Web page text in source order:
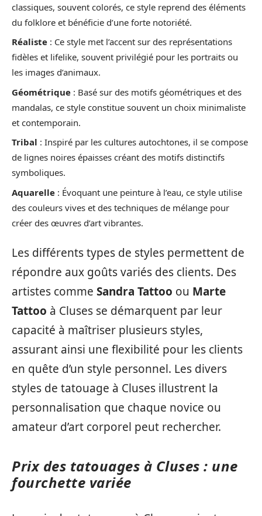
classiques, souvent colorés, ce style reprend des éléments
du folklore et bénéficie d’une forte notoriété.
Réaliste : Ce style met l’accent sur des représentations
fidèles et lifelike, souvent privilégié pour les portraits ou
les images d’animaux.
Géométrique : Basé sur des motifs géométriques et des
mandalas, ce style constitue souvent un choix minimaliste
et contemporain.
Tribal : Inspiré par les cultures autochtones, il se compose
de lignes noires épaisses créant des motifs distinctifs
symboliques.
Aquarelle : Évoquant une peinture à l’eau, ce style utilise
des couleurs vives et des techniques de mélange pour
créer des œuvres d’art vibrantes.
Les différents types de styles permettent de
répondre aux goûts variés des clients. Des
artistes comme Sandra Tattoo ou Marte
Tattoo à Cluses se démarquent par leur
capacité à maîtriser plusieurs styles,
assurant ainsi une flexibilité pour les clients
en quête d’un style personnel. Les divers
styles de tatouage à Cluses illustrent la
personnalisation que chaque novice ou
amateur d’art corporel peut rechercher.
Prix des tatouages à Cluses : une
fourchette variée